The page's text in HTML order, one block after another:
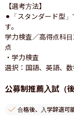
【選考方法】
⚫︎「スタンダード型
す。
学力検査／高得点科
点
・学力検査
選択：国語、英語、
公募制推薦入試（
合格後、入学辞退可